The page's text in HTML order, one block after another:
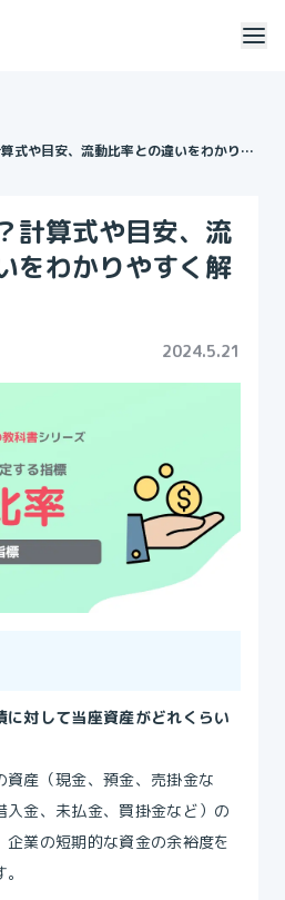
式や目安、流動比率との違いをわかりや
計算式や目安、流
をわかりやすく解
2024.5.21
に対して当座資産がどれくらい
産（現金、預金、売掛金な
入金、未払金、買掛金など）の
業の短期的な資金の余裕度を